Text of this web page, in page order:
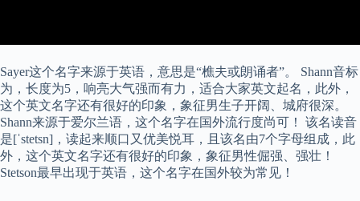
Sayer这个名字来源于英语，意思是“樵夫或朗诵者”。 Shann音标
为，长度为5，响亮大气强而有力，适合大家英文起名，此外，
这个英文名字还有很好的印象，象征男生子开阔、城府很深。
Shann来源于爱尔兰语，这个名字在国外流行度尚可！ 该名读音
是[ˈstetsn]，读起来顺口又优美悦耳，且该名由7个字母组成，此
外，这个英文名字还有很好的印象，象征男性倔强、强壮！
Stetson最早出现于英语，这个名字在国外较为常见！